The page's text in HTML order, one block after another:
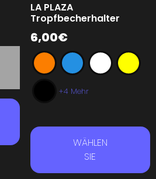
LA PLAZA
Tropfbecherhalter
6,00€
+4 Mehr
WÄHLEN
SIE